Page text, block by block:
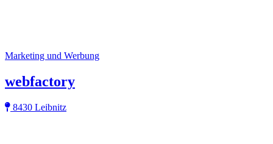
Marketing und Werbung
webfactory
8430 Leibnitz